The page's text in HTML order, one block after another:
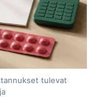
tulevat